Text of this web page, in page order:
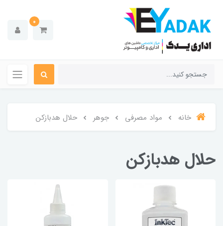
0
خانه مواد مصرفی جوهر حلال هدبازکن
حلال هدبازکن